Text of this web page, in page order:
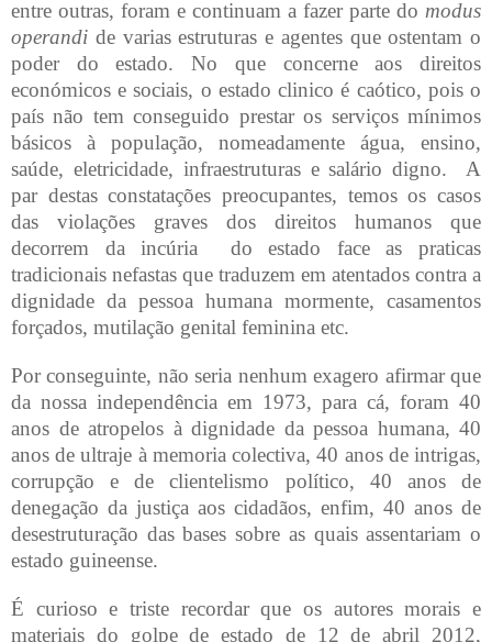
entre outras, foram e continuam a fazer parte do modus
operandi de varias estruturas e agentes que ostentam o
poder do estado. No que concerne aos direitos
económicos e sociais, o estado clinico é caótico, pois o
país não tem conseguido prestar os serviços mínimos
básicos à população, nomeadamente água, ensino,
saúde, eletricidade, infraestruturas e salário digno.
A
par destas constatações preocupantes, temos os casos
das violações graves dos direitos humanos que
decorrem da incúria
do estado face as praticas
tradicionais nefastas que traduzem em atentados contra a
dignidade da pessoa humana mormente, casamentos
forçados, mutilação genital feminina etc.
Por conseguinte, não seria nenhum exagero afirmar que
da nossa independência em 1973, para cá, foram 40
anos de atropelos à dignidade da pessoa humana, 40
anos de ultraje à memoria colectiva, 40 anos de intrigas,
corrupção e de clientelismo político, 40 anos de
denegação da justiça aos cidadãos, enfim, 40 anos de
desestruturação das bases sobre as quais assentariam o
estado guineense.
É curioso e triste recordar que os autores morais e
materiais do golpe de estado de 12 de abril 2012,